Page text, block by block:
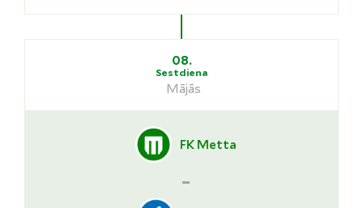
08.
Sestdiena
Mājās
FK Metta
-